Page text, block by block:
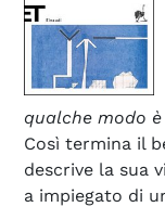
qualche modo è
Così termina il
descrive la sua
a impiegato di